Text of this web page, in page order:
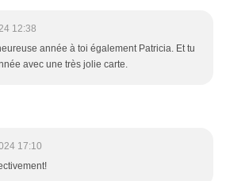
12:38
année à toi également Patricia. Et tu
avec une très jolie carte.
17:10